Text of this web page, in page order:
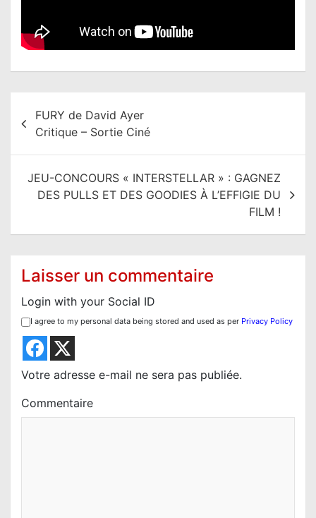
t
d
FURY de David Ayer
Critique – Sortie Ciné
JEU-CONCOURS « INTERSTELLAR » : GAGNEZ
DES PULLS ET DES GOODIES À L’EFFIGIE DU
FILM !
Laisser un commentaire
Login with your Social ID
I agree to my personal data being stored and used as per Privacy Policy
Votre adresse e-mail ne sera pas publiée.
Commentaire